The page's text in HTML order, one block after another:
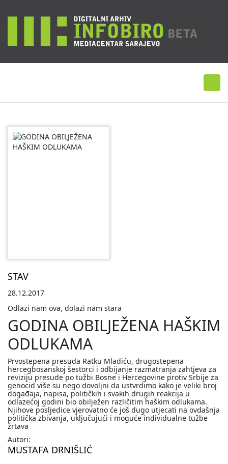
STAV
28.12.2017
Odlazi nam ova, dolazi nam stara
GODINA OBILJEŽENA HAŠKIM
ODLUKAMA
Prvostepena presuda Ratku Mladiću, drugostepena
hercegbosanskoj šestorci i odbijanje razmatranja zahtjeva za
reviziju presude po tužbi Bosne i Hercegovine protiv Srbije za
genocid više su nego dovoljni da ustvrdimo kako je veliki broj
događaja, napisa, političkih i svakih drugih reakcija u
odlazećoj godini bio obilježen različitim haškim odlukama.
Njihove posljedice vjerovatno će još dugo utjecati na ovdašnja
politička zbivanja, uključujući i moguće individualne tužbe
žrtava
Autori:
MUSTAFA DRNIŠLIĆ